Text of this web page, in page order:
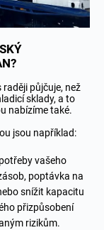
půjčuje, než
sklady, a to
nabízíme také.
jsou například:
vašeho
poptávka na
snížit kapacitu
přizpůsobení
rizikům.